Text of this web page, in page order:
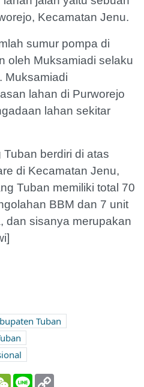
Kecamatan Jenu.
sumur pompa di
oleh Muksamiadi selaku
Muksamiadi
lahan di Purworejo
lahan sekitar
berdiri di atas
di Kecamatan Jenu,
Tuban memiliki total 70
BBM dan 7 unit
dan sisanya merupakan
Tuban
WeChatLine